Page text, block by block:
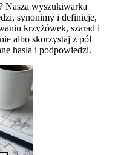
Nasza wyszukiwarka
synonimy i definicje,
krzyżówek, szarad i
albo skorzystaj z pól
hasła i podpowiedzi.